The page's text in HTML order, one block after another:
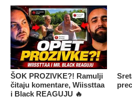
ŠOK PROZIVKE?! Ramulji
čitaju komentare, Wiissttaa
i Black REAGUJU 🔥